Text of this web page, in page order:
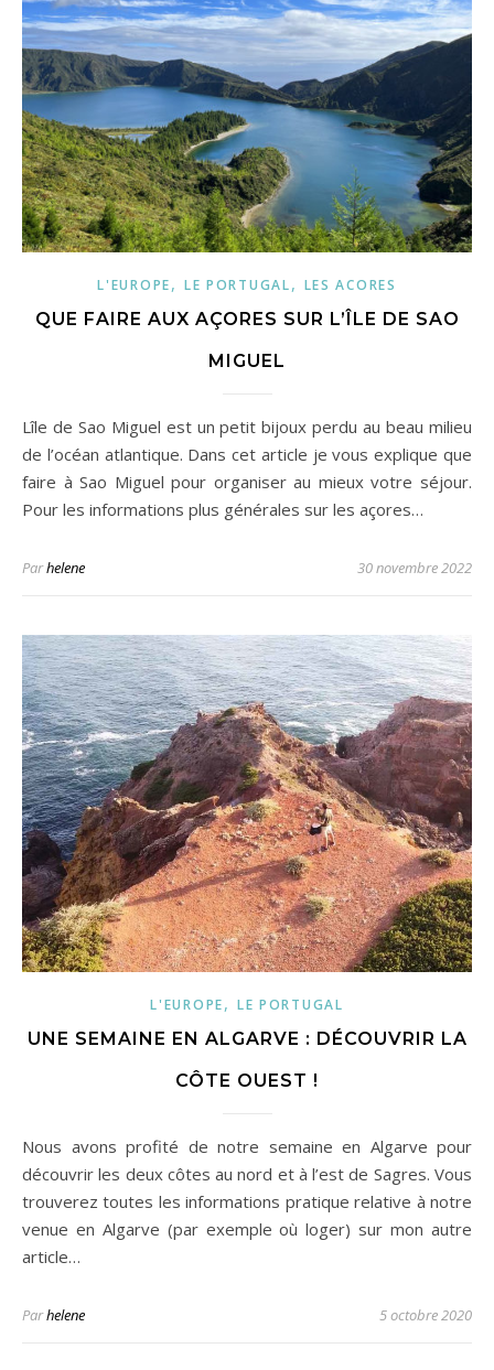
L'EUROPE, LE PORTUGAL, LES ACORES
QUE FAIRE AUX AÇORES SUR L’ÎLE DE SAO
MIGUEL
Lîle de Sao Miguel est un petit bijoux perdu au beau milieu
de l’océan atlantique. Dans cet article je vous explique que
faire à Sao Miguel pour organiser au mieux votre séjour.
Pour les informations plus générales sur les açores…
Parhelene 30 novembre 2022
L'EUROPE, LE PORTUGAL
UNE SEMAINE EN ALGARVE : DÉCOUVRIR LA
CÔTE OUEST !
Nous avons profité de notre semaine en Algarve pour
découvrir les deux côtes au nord et à l’est de Sagres. Vous
trouverez toutes les informations pratique relative à notre
venue en Algarve (par exemple où loger) sur mon autre
article…
Parhelene 5 octobre 2020